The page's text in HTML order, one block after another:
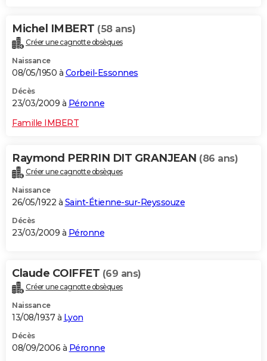
Michel IMBERT (58 ans)
Créer une cagnotte obsèques
Naissance
08/05/1950 à Corbeil-Essonnes
Décès
23/03/2009 à Péronne
Famille IMBERT
Raymond PERRIN DIT GRANJEAN (86 ans)
Créer une cagnotte obsèques
Naissance
26/05/1922 à Saint-Étienne-sur-Reyssouze
Décès
23/03/2009 à Péronne
Claude COIFFET (69 ans)
Créer une cagnotte obsèques
Naissance
13/08/1937 à Lyon
Décès
08/09/2006 à Péronne